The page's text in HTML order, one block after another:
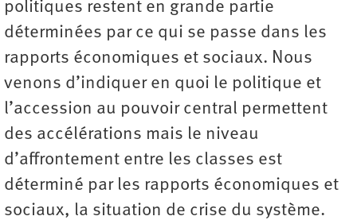
politiques restent en grande partie
déterminées par ce qui se passe dans les
rapports économiques et sociaux. Nous
venons d’indiquer en quoi le politique et
l’accession au pouvoir central permettent
des accélérations mais le niveau
d’affrontement entre les classes est
déterminé par les rapports économiques et
sociaux, la situation de crise du système.